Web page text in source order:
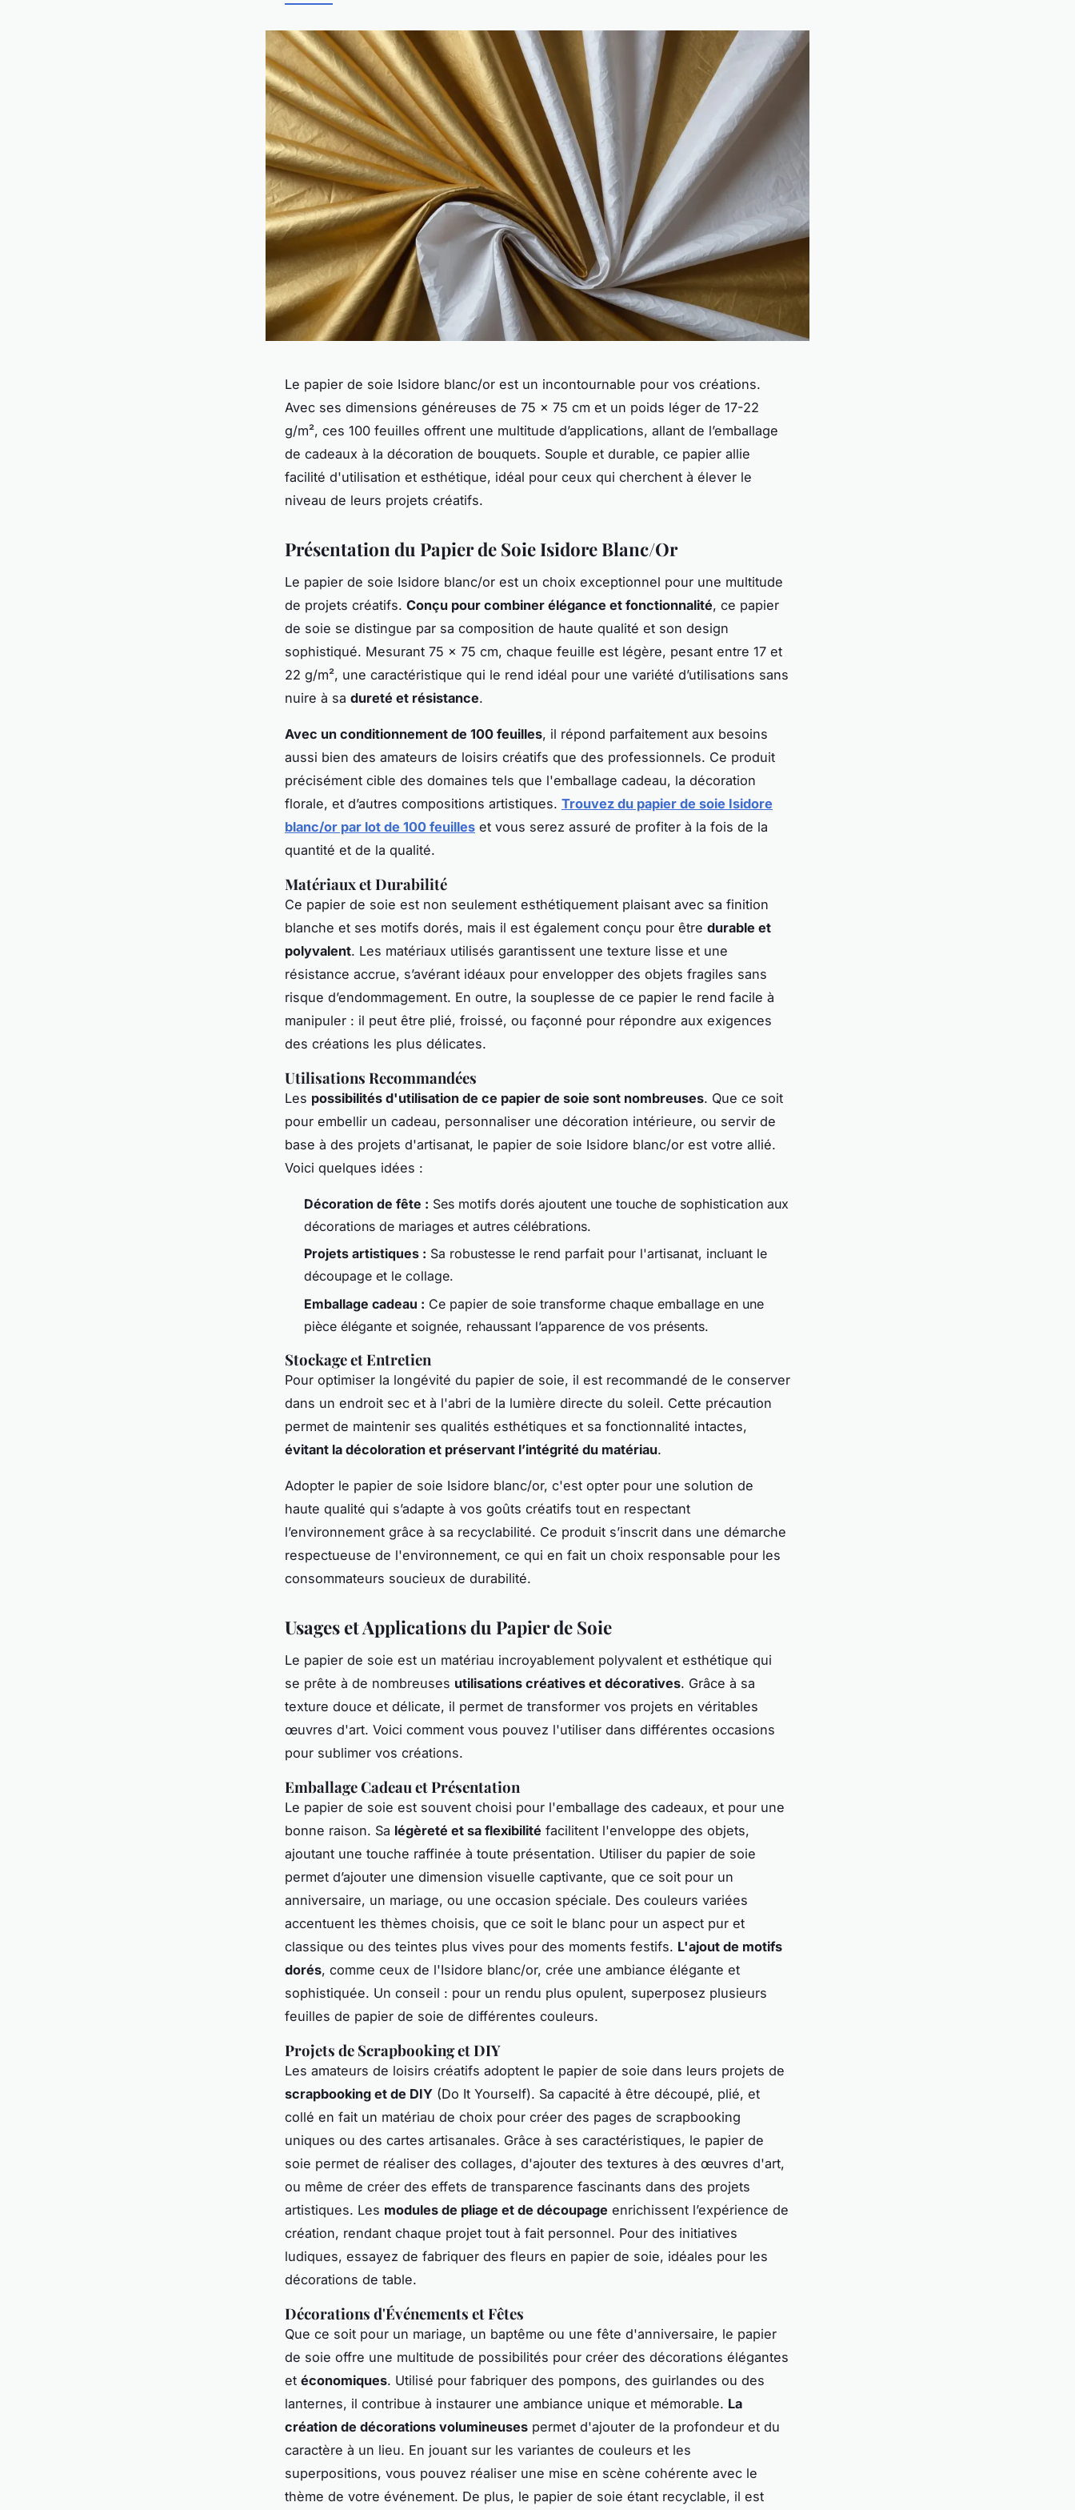
Le papier de soie Isidore blanc/or est un incontournable pour vos créations.
Avec ses dimensions généreuses de 75 x 75 cm et un poids léger de 17-22
g/m², ces 100 feuilles offrent une multitude d’applications, allant de l’emballage
de cadeaux à la décoration de bouquets. Souple et durable, ce papier allie
facilité d'utilisation et esthétique, idéal pour ceux qui cherchent à élever le
niveau de leurs projets créatifs.
Présentation du Papier de Soie Isidore Blanc/Or
Le papier de soie Isidore blanc/or est un choix exceptionnel pour une multitude
de projets créatifs. Conçu pour combiner élégance et fonctionnalité, ce papier
de soie se distingue par sa composition de haute qualité et son design
sophistiqué. Mesurant 75 x 75 cm, chaque feuille est légère, pesant entre 17 et
22 g/m², une caractéristique qui le rend idéal pour une variété d’utilisations sans
nuire à sa dureté et résistance.
Avec un conditionnement de 100 feuilles, il répond parfaitement aux besoins
aussi bien des amateurs de loisirs créatifs que des professionnels. Ce produit
précisément cible des domaines tels que l'emballage cadeau, la décoration
florale, et d’autres compositions artistiques. Trouvez du papier de soie Isidore
blanc/or par lot de 100 feuilles et vous serez assuré de profiter à la fois de la
quantité et de la qualité.
Matériaux et Durabilité
Ce papier de soie est non seulement esthétiquement plaisant avec sa finition
blanche et ses motifs dorés, mais il est également conçu pour être durable et
polyvalent. Les matériaux utilisés garantissent une texture lisse et une
résistance accrue, s’avérant idéaux pour envelopper des objets fragiles sans
risque d’endommagement. En outre, la souplesse de ce papier le rend facile à
manipuler : il peut être plié, froissé, ou façonné pour répondre aux exigences
des créations les plus délicates.
Utilisations Recommandées
Les possibilités d'utilisation de ce papier de soie sont nombreuses. Que ce soit
pour embellir un cadeau, personnaliser une décoration intérieure, ou servir de
base à des projets d'artisanat, le papier de soie Isidore blanc/or est votre allié.
Voici quelques idées :
Décoration de fête : Ses motifs dorés ajoutent une touche de sophistication aux
décorations de mariages et autres célébrations.
Projets artistiques : Sa robustesse le rend parfait pour l'artisanat, incluant le
découpage et le collage.
Emballage cadeau : Ce papier de soie transforme chaque emballage en une
pièce élégante et soignée, rehaussant l’apparence de vos présents.
Stockage et Entretien
Pour optimiser la longévité du papier de soie, il est recommandé de le conserver
dans un endroit sec et à l'abri de la lumière directe du soleil. Cette précaution
permet de maintenir ses qualités esthétiques et sa fonctionnalité intactes,
évitant la décoloration et préservant l’intégrité du matériau.
Adopter le papier de soie Isidore blanc/or, c'est opter pour une solution de
haute qualité qui s’adapte à vos goûts créatifs tout en respectant
l’environnement grâce à sa recyclabilité. Ce produit s’inscrit dans une démarche
respectueuse de l'environnement, ce qui en fait un choix responsable pour les
consommateurs soucieux de durabilité.
Usages et Applications du Papier de Soie
Le papier de soie est un matériau incroyablement polyvalent et esthétique qui
se prête à de nombreuses utilisations créatives et décoratives. Grâce à sa
texture douce et délicate, il permet de transformer vos projets en véritables
œuvres d'art. Voici comment vous pouvez l'utiliser dans différentes occasions
pour sublimer vos créations.
Emballage Cadeau et Présentation
Le papier de soie est souvent choisi pour l'emballage des cadeaux, et pour une
bonne raison. Sa légèreté et sa flexibilité facilitent l'enveloppe des objets,
ajoutant une touche raffinée à toute présentation. Utiliser du papier de soie
permet d’ajouter une dimension visuelle captivante, que ce soit pour un
anniversaire, un mariage, ou une occasion spéciale. Des couleurs variées
accentuent les thèmes choisis, que ce soit le blanc pour un aspect pur et
classique ou des teintes plus vives pour des moments festifs. L'ajout de motifs
dorés, comme ceux de l'Isidore blanc/or, crée une ambiance élégante et
sophistiquée. Un conseil : pour un rendu plus opulent, superposez plusieurs
feuilles de papier de soie de différentes couleurs.
Projets de Scrapbooking et DIY
Les amateurs de loisirs créatifs adoptent le papier de soie dans leurs projets de
scrapbooking et de DIY (Do It Yourself). Sa capacité à être découpé, plié, et
collé en fait un matériau de choix pour créer des pages de scrapbooking
uniques ou des cartes artisanales. Grâce à ses caractéristiques, le papier de
soie permet de réaliser des collages, d'ajouter des textures à des œuvres d'art,
ou même de créer des effets de transparence fascinants dans des projets
artistiques. Les modules de pliage et de découpage enrichissent l’expérience de
création, rendant chaque projet tout à fait personnel. Pour des initiatives
ludiques, essayez de fabriquer des fleurs en papier de soie, idéales pour les
décorations de table.
Décorations d'Événements et Fêtes
Que ce soit pour un mariage, un baptême ou une fête d'anniversaire, le papier
de soie offre une multitude de possibilités pour créer des décorations élégantes
et économiques. Utilisé pour fabriquer des pompons, des guirlandes ou des
lanternes, il contribue à instaurer une ambiance unique et mémorable. La
création de décorations volumineuses permet d'ajouter de la profondeur et du
caractère à un lieu. En jouant sur les variantes de couleurs et les
superpositions, vous pouvez réaliser une mise en scène cohérente avec le
thème de votre événement. De plus, le papier de soie étant recyclable, il est